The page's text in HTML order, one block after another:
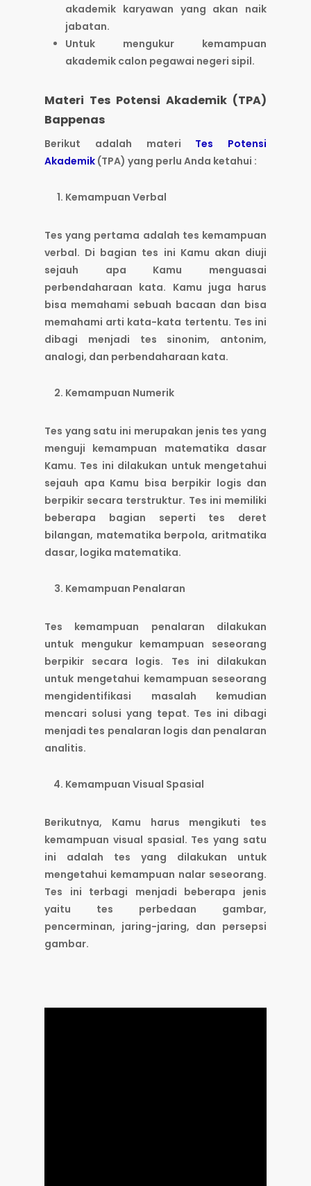
akademik karyawan yang akan naik
jabatan.
Untuk mengukur kemampuan
akademik calon pegawai negeri sipil.
Materi Tes Potensi Akademik (TPA)
Bappenas
Berikut adalah materi Tes Potensi
Akademik (TPA) yang perlu Anda ketahui :
Kemampuan Verbal
Tes yang pertama adalah tes kemampuan
verbal. Di bagian tes ini Kamu akan diuji
sejauh apa Kamu menguasai
perbendaharaan kata. Kamu juga harus
bisa memahami sebuah bacaan dan bisa
memahami arti kata-kata tertentu. Tes ini
dibagi menjadi tes sinonim, antonim,
analogi, dan perbendaharaan kata.
Kemampuan Numerik
Tes yang satu ini merupakan jenis tes yang
menguji kemampuan matematika dasar
Kamu. Tes ini dilakukan untuk mengetahui
sejauh apa Kamu bisa berpikir logis dan
berpikir secara terstruktur. Tes ini memiliki
beberapa bagian seperti tes deret
bilangan, matematika berpola, aritmatika
dasar, logika matematika.
Kemampuan Penalaran
Tes kemampuan penalaran dilakukan
untuk mengukur kemampuan seseorang
berpikir secara logis. Tes ini dilakukan
untuk mengetahui kemampuan seseorang
mengidentifikasi masalah kemudian
mencari solusi yang tepat. Tes ini dibagi
menjadi tes penalaran logis dan penalaran
analitis.
Kemampuan Visual Spasial
Berikutnya, Kamu harus mengikuti tes
kemampuan visual spasial. Tes yang satu
ini adalah tes yang dilakukan untuk
mengetahui kemampuan nalar seseorang.
Tes ini terbagi menjadi beberapa jenis
yaitu tes perbedaan gambar,
pencerminan, jaring-jaring, dan persepsi
gambar.